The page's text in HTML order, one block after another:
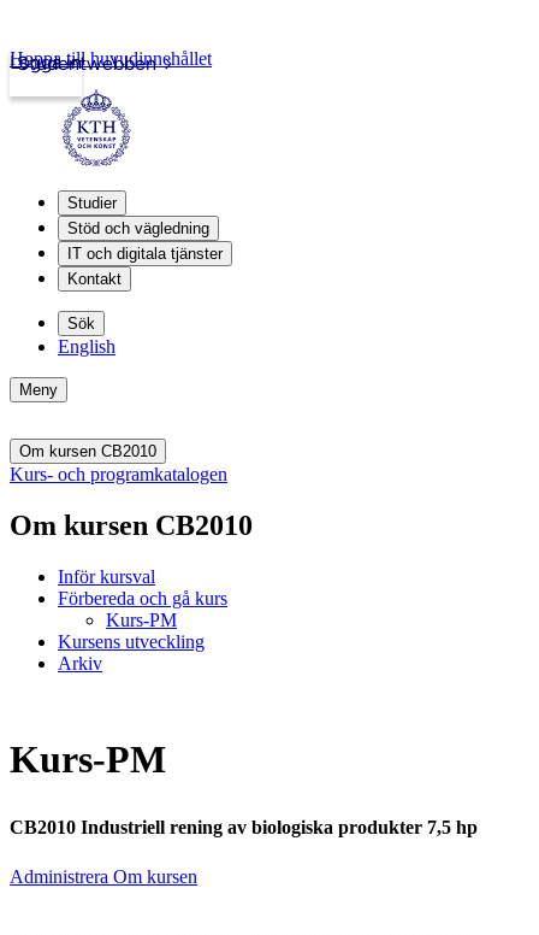
Studentwebben
Logga in
Hoppa till huvudinnehållet
Studier
Stöd och vägledning
IT och digitala tjänster
Kontakt
Sök
English
Meny
Om kursen CB2010
Kurs- och programkatalogen
Om kursen CB2010
Inför kursval
Förbereda och gå kurs
Kurs-PM
Kursens utveckling
Arkiv
Kurs-PM
CB2010 Industriell rening av biologiska produkter 7,5 hp
Administrera Om kursen